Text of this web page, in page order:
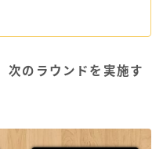
次のラウンドを実施す